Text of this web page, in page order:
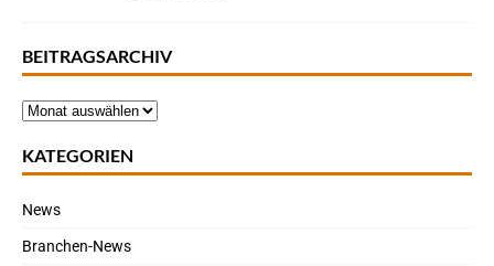
BEITRAGSARCHIV
KATEGORIEN
News
Branchen-News